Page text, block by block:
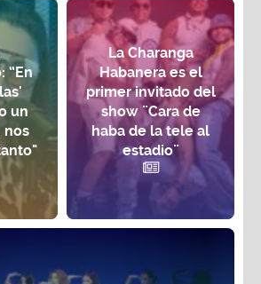
“En
un
nos
La Charanga
Habanera es el
primer invitado del
show ¨Cara de
haba de la tele al
estadio¨